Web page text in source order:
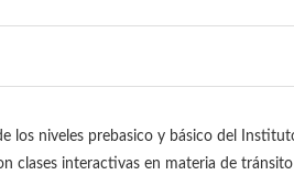
los niveles prebasico y básico del
clases interactivas en materia de